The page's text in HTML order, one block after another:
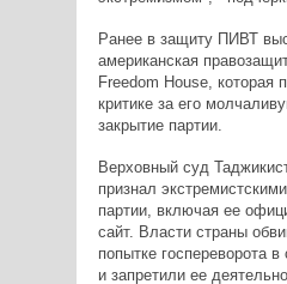
Ранее в защиту ПИВТ
американская
Freedom House, которая
критике за его
закрытие партии.
Верховный суд
признал
партии, включая ее
сайт. Власти страны
попытке госпереворота в
и запретили ее